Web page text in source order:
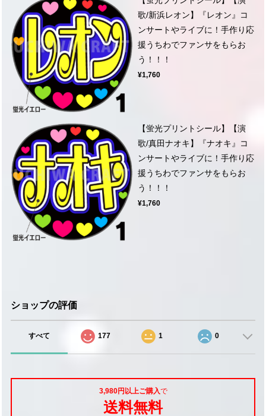
歌/新浜レオン】『レオン』コ
ンサートやライブに！手作り応
援うちわでファンサをもらお
う！！！
¥1,760
【蛍光プリントシール】【演
歌/真田ナオキ】『ナオキ』コ
ンサートやライブに！手作り応
援うちわでファンサをもらお
う！！！
¥1,760
ショップの評価
すべて 177 1 0
3,980円以上ご購入で
送料無料